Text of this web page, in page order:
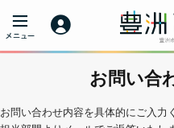
お問い合
お問い合わせ内容を具体的にご入力